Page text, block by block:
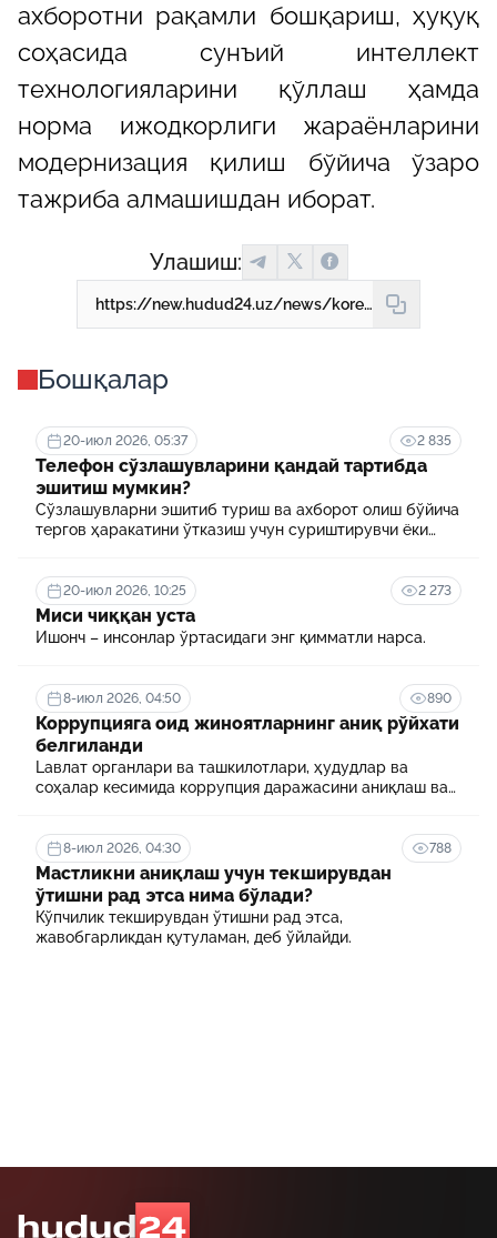
ахборотни рақамли бошқариш, ҳуқуқ
соҳасида сунъий интеллект
технологияларини қўллаш ҳамда
норма ижодкорлиги жараёнларини
модернизация қилиш бўйича ўзаро
тажриба алмашишдан иборат.
Улашиш:
https://new.hudud24.uz/news/koreia-tazhribasi-asosida-khukukii-akhborotni-rakamlashtirish-va-si-tekhnologiialarini-zhorii-etish-masalalari-mukhokama-kilindi
Бошқалар
20-июл 2026, 05:37 2 835
Телефон сўзлашувларини қандай тартибда
эшитиш мумкин?
Сўзлашувларни эшитиб туриш ва ахборот олиш бўйича
тергов ҳаракатини ўтказиш учун суриштирувчи ёки
20-июл 2026, 10:25 2 273
Миси чиққан уста
Ишонч – инсонлар ўртасидаги энг қимматли нарса.
8-июл 2026, 04:50 890
Коррупцияга оид жиноятларнинг аниқ рўйхати
белгиланди
Lавлат органлари ва ташкилотлари, ҳудудлар ва
соҳалар кесимида коррупция даражасини аниқлаш ва
8-июл 2026, 04:30 788
Мастликни аниқлаш учун текширувдан
ўтишни рад этса нима бўлади?
Кўпчилик текширувдан ўтишни рад этса,
жавобгарликдан қутуламан, деб ўйлайди.